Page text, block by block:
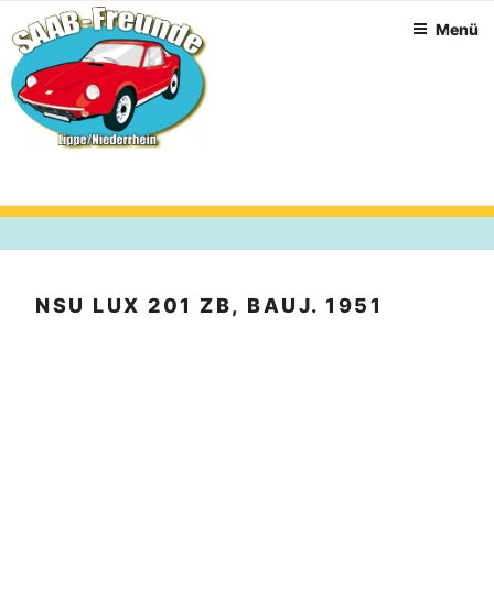
Inhalt
springen
Menü
NSU LUX 201 ZB, BAUJ. 1951